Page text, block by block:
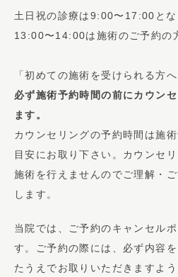
土日祝の診療は9:00〜17:00とな
13:00〜14:00は施術のご予約の
「初めての施術を受けられる方へ
必ず施術予約時間の前にカウン
ます。
カウンセリングの予約時間は施
目安にお取り下さい。カウンセ
施術を行えませんのでご理解・
します。
当院では、ご予約のキャンセル
す。ご予約の際には、必ず内容
たうえでお取りいただきますよう